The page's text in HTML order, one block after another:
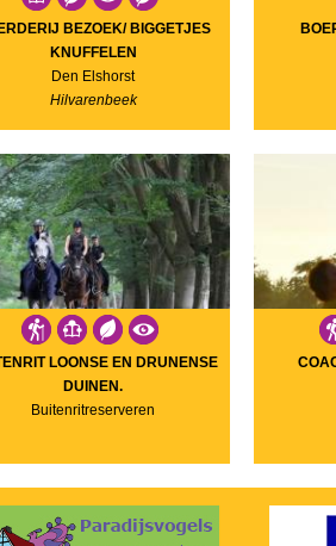
BEZOEK/ BIGGETJES
KNUFFELEN
Den Elshorst
Hilvarenbeek
LOONSE EN DRUNENSE
DUINEN.
Buitenritreserveren